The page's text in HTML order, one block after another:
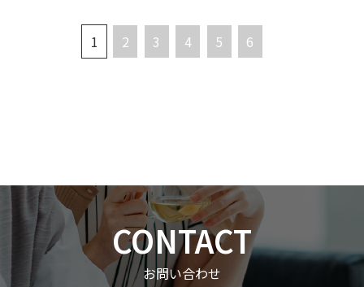
1 2 3 4 5 6
CONTACT
お問い合わせ